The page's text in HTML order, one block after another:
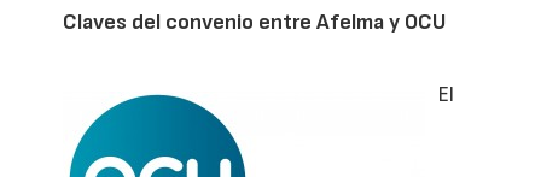
Claves del convenio entre Afelma y OCU
El